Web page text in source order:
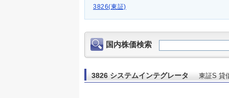
3826(東証)